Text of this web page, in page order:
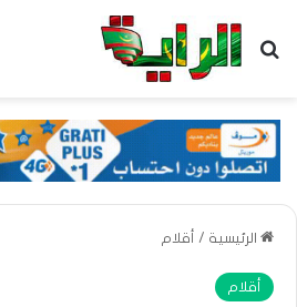
بحث عن
الرئيسية / أقلام
أقلام